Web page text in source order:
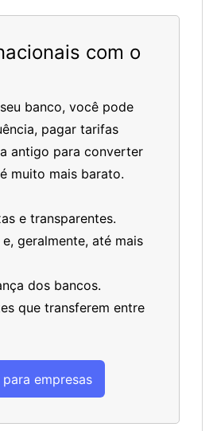
com o
banco, você pode
pagar tarifas
antigo para converter
muito mais barato.
e transparentes.
geralmente, até mais
dos bancos.
que transferem entre
para empresas